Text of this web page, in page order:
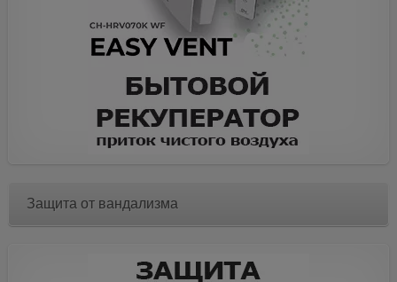
Защита от вандализма